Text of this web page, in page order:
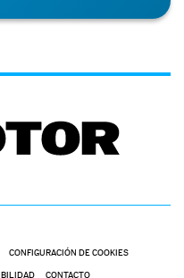
CONFIGURACIÓN DE COOKIES
CONTACTO